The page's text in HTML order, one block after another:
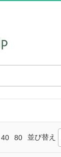
40 80 並び替え